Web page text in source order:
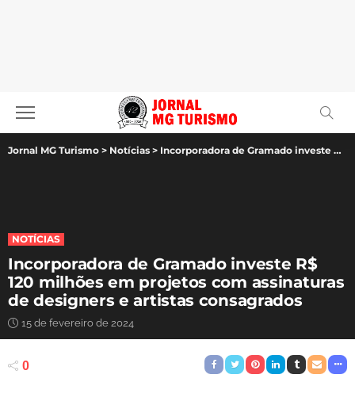
Jornal MG Turismo > Notícias > Incorporadora de Gramado investe R$ 120 milhões em projetos com assinaturas de designers e artistas consagrados
NOTÍCIAS
Incorporadora de Gramado investe R$
120 milhões em projetos com assinaturas
de designers e artistas consagrados
15 de fevereiro de 2024
0